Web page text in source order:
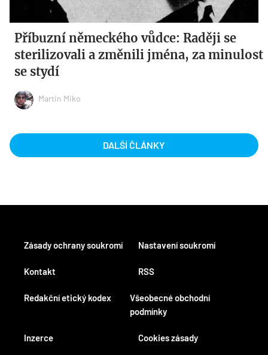
Příbuzní německého vůdce: Raději se
sterilizovali a změnili jména, za minulost
se stydí
Martin Miko
DALŠÍ ČLÁNKY
Kontakt
Redakční etický kodex
Inzerce
RSS
Všeobecné obchodní
podmínky
Cookies zásady
Zásady ochrany soukromí Nastavení soukromí